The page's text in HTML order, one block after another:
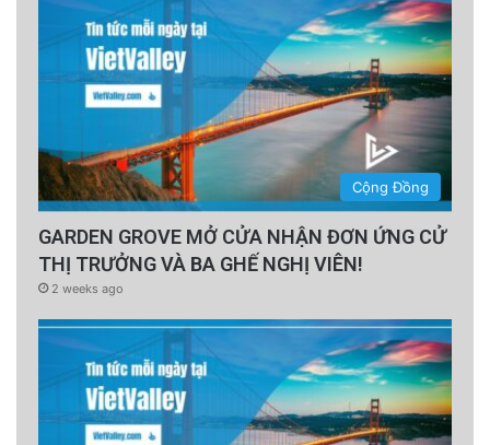
Cộng Đồng
GARDEN GROVE MỞ CỬA NHẬN ĐƠN ỨNG CỬ
THỊ TRƯỞNG VÀ BA GHẾ NGHỊ VIÊN!
2 weeks ago